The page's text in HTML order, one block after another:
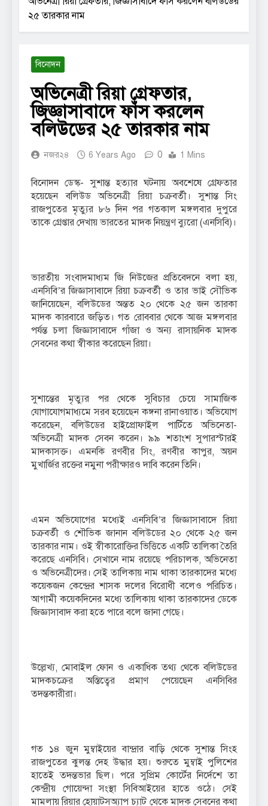
২৫ তারকার নাম
বিনোদন
অভিনেত্রী রিয়া গ্রেফতার,
জিজ্ঞাসাবাদে ফাঁস করলেন
বলিউডের ২৫ তারকার নাম
নজর২৪ 6 Years Ago 0 1 Mins
বিনোদন ডেস্ক- সুশান্ত হত্যার ঘটনায় অবশেষে গ্রেফতার
হয়েছেন বলিউড অভিনেত্রী রিয়া চক্রবর্তী। সুশান্ত সিং
রাজপুতের মৃত্যুর ৮৬ দিন পর গতকাল মঙ্গলবার দুপুরে
তাকে গ্রেপ্তার দেখায় ভারতের মাদক নিয়ন্ত্রণ ব্যুরো (এনসিবি)।
ভারতীয় সংবাদমাধ্যম জি নিউজের প্রতিবেদনে বলা হয়,
এনসিবি’র জিজ্ঞাসাবাদে রিয়া চক্রবর্তী ও তার ভাই সৌভিক
জানিয়েছেন, বলিউডের অন্তত ২০ থেকে ২৫ জন তারকা
মাদক কারবারে জড়িত। গত রোববার থেকে আজ মঙ্গলবার
পর্যন্ত চলা জিজ্ঞাসাবাদে গাঁজা ও অন্য রাসায়নিক মাদক
সেবনের কথা স্বীকার করেছেন রিয়া।
সুশান্তের মৃত্যুর পর থেকে সুবিচার চেয়ে সামাজিক
যোগাযোগমাধ্যমে সরব হয়েছেন কঙ্গনা রানাওয়াত। অভিযোগ
করেছেন, বলিউডের হাইপ্রোফাইল পার্টিতে অভিনেতা-
অভিনেত্রী মাদক সেবন করেন। ৯৯ শতাংশ সুপারস্টারই
মাদকাসক্ত। এমনকি রণবীর সিং, রণবীর কাপুর, অয়ন
মুখার্জির রক্তের নমুনা পরীক্ষারও দাবি করেন তিনি।
এমন অভিযোগের মধ্যেই এনসিবি’র জিজ্ঞাসাবাদে রিয়া
চক্রবর্তী ও শৌভিক জানান বলিউডের ২০ থেকে ২৫ জন
তারকার নাম। ওই স্বীকারোক্তির ভিত্তিতে একটি তালিকা তৈরি
করেছে এনসিবি। সেখানে নাম রয়েছে পরিচালক, অভিনেতা
ও অভিনেত্রীদের। সেই তালিকায় নাম থাকা তারকাদের মধ্যে
কয়েকজন কেন্দ্রের শাসক দলের বিরোধী বলেও পরিচিত।
আগামী কয়েকদিনের মধ্যে তালিকায় থাকা তারকাদের ডেকে
জিজ্ঞাসাবাদ করা হতে পারে বলে জানা গেছে।
উল্লেখ্য, মোবাইল ফোন ও একাধিক তথ্য থেকে বলিউডের
মাদকচক্রের অস্তিত্বের প্রমাণ পেয়েছেন এনসিবির
তদন্তকারীরা।
গত ১৪ জুন মুম্বাইয়ের বান্দ্রার বাড়ি থেকে সুশান্ত সিংহ
রাজপুতের ঝুলন্ত দেহ উদ্ধার হয়। শুরুতে মুম্বাই পুলিশের
হাতেই তদন্তভার ছিল। পরে সুপ্রিম কোর্টের নির্দেশে তা
কেন্দ্রীয় গোয়েন্দা সংস্থা সিবিআইয়ের হাতে ওঠে। সেই
মামলায় রিয়ার হোয়াটসঅ্যাপ চ্যাট থেকে মাদক সেবনের কথা